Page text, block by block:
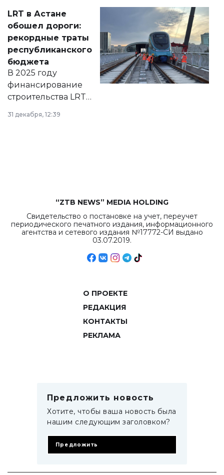
документ
появился в базе
нормативных
правовых актов и
на сайте маслихат
города.
LRT в Астане
обошел дороги:
рекордные траты
республиканского
бюджета
В 2025 году
финансирование
строительства LRT
в Астане из
республиканского
31 декабря, 12:39
“ZTB NEWS” MEDIA HOLDING
Свидетельство о постановке на учет, переучет
периодического печатного издания, информационного
агентства и сетевого издания №17772-СИ выдано
03.07.2019.
О ПРОЕКТЕ
РЕДАКЦИЯ
КОНТАКТЫ
РЕКЛАМА
Предложить новость
Хотите, чтобы ваша новость была
нашим следующим заголовком?
Предложить